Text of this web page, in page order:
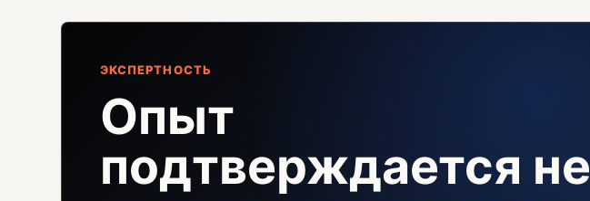
ЭКСПЕРТНОСТЬ
Опыт
подтверждается не